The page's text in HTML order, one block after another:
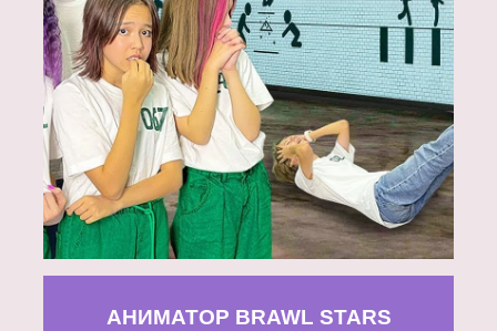
АНИМАТОР BRAWL STARS